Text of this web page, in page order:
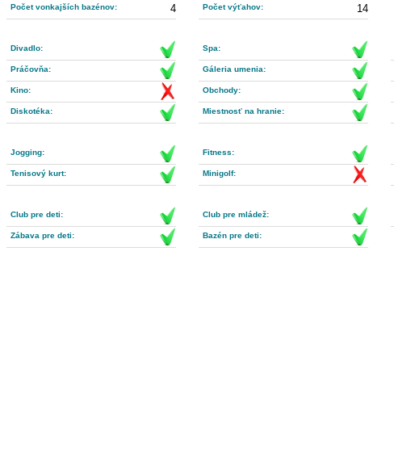
Počet vonkajších bazénov: 4 Počet výťahov: 14
Divadlo: Spa:
Práčovňa: Gáleria umenia:
Kino: Obchody:
Diskotéka: Miestnosť na hranie:
Jogging: Fitness:
Tenisový kurt: Minigolf:
Club pre deti: Club pre mládež:
Zábava pre deti: Bazén pre deti: